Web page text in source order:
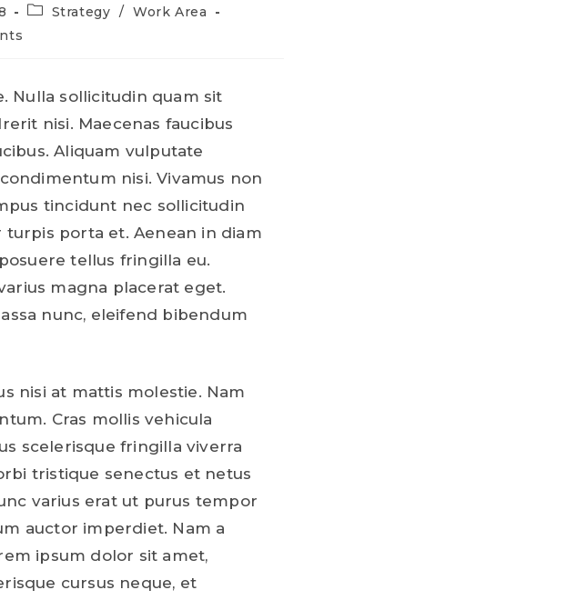
Strategy / Work Area
Nulla sollicitudin quam sit
nisi. Maecenas faucibus
Aliquam vulputate
nisi. Vivamus non
tincidunt nec sollicitudin
porta et. Aenean in diam
tellus fringilla eu.
magna placerat eget.
nunc, eleifend bibendum
nisi at mattis molestie. Nam
Cras mollis vehicula
scelerisque fringilla viverra
tristique senectus et netus
varius erat ut purus tempor
auctor imperdiet. Nam a
ipsum dolor sit amet,
cursus neque, et